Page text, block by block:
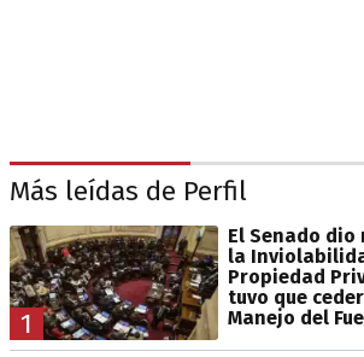
Más leídas de Perfil
1
El Senado dio
la
Propiedad
tuvo que
Manejo del